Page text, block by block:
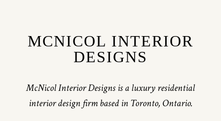
MCNICOL INTERIOR
DESIGNS
McNicol Interior Designs is a luxury residential
interior design firm based in Toronto, Ontario.